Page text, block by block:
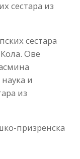
сестара из
сестара
Ове
и
из
призренска